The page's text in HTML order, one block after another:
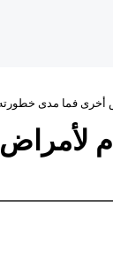
أخرى فما مدى